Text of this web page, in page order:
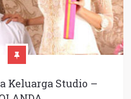
Keluarga Studio –